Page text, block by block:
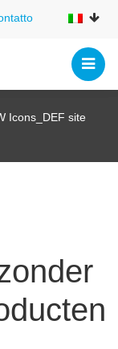
Icons_DEF site